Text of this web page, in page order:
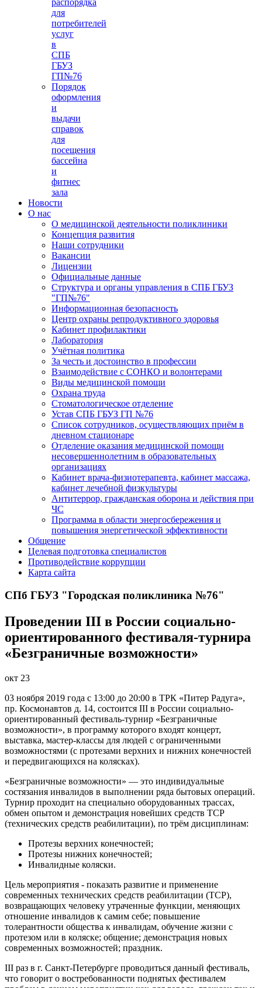
распорядка
для
потребителей
услуг
в
СПБ
ГБУЗ
ГП№76
Порядок
оформления
и
выдачи
справок
для
посещения
бассейна
и
фитнес
зала
Новости
О нас
О медицинской деятельности поликлиники
Концепция развития
Наши сотрудники
Вакансии
Лицензии
Официальные данные
Структура и органы управления в СПБ ГБУЗ
"ГП№76"
Информационная безопасность
Центр охраны репродуктивного здоровья
Кабинет профилактики
Лаборатория
Учётная политика
За честь и достоинство в профессии
Взаимодействие с СОНКО и волонтерами
Виды медицинской помощи
Охрана труда
Стоматологическое отделение
Устав СПБ ГБУЗ ГП №76
Список сотрудников, осуществляющих приём в
дневном стационаре
Отделение оказания медицинской помощи
несовершеннолетним в образовательных
организациях
Кабинет врача-физиотерапевта, кабинет массажа,
кабинет лечебной физкультуры
Антитеррор, гражданская оборона и действия при
ЧС
Программа в области энергосбережения и
повышения энергетической эффективности
Общение
Целевая подготовка специалистов
Противодействие коррупции
Карта сайта
СПб ГБУЗ "Городская поликлиника №76"
Проведении III в России социально-
ориентированного фестиваля-турнира
«Безграничные возможности»
окт 23
03 ноября 2019 года с 13:00 до 20:00 в ТРК «Питер Радуга»,
пр. Космонавтов д. 14, состоится III в России социально-
ориентированный фестиваль-турнир «Безграничные
возможности», в программу которого входят концерт,
выставка, мастер-классы для людей с ограниченными
возможностями (с протезами верхних и нижних конечностей
и передвигающихся на колясках).
«Безграничные возможности» — это индивидуальные
состязания инвалидов в выполнении ряда бытовых операций.
Турнир проходит на специально оборудованных трассах,
обмен опытом и демонстрация новейших средств TCP
(технических средств реабилитации), по трём дисциплинам:
Протезы верхних конечностей;
Протезы нижних конечностей;
Инвалидные коляски.
Цель мероприятия - показать развитие и применение
современных технических средств реабилитации (TCP),
возвращающих человеку утраченные функции, меняющих
отношение инвалидов к самим себе; повышение
толерантности общества к инвалидам, обучение жизни с
протезом или в коляске; общение; демонстрация новых
современных возможностей; праздник.
III раз в г. Санкт-Петербурге проводиться данный фестиваль,
что говорит о востребованности поднятых фестивалем